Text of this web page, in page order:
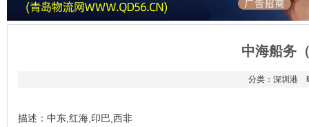
中海船务
分类：深圳港
描述：中东,红海,印巴,西非